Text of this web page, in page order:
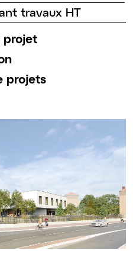
travaux HT
projet
projets